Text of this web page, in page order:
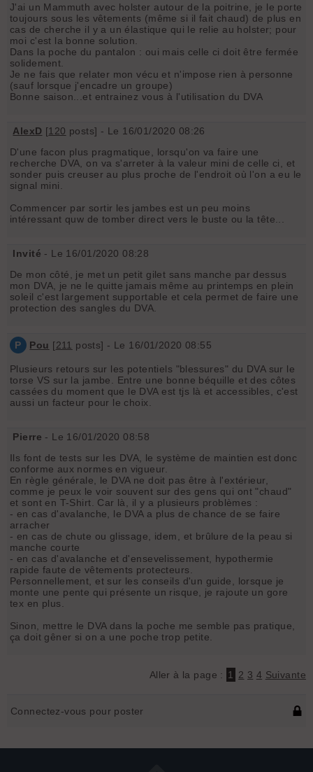
J'ai un Mammuth avec holster autour de la poitrine, je le porte
toujours sous les vêtements (même si il fait chaud) de plus en
cas de cherche il y a un élastique qui le relie au holster; pour
moi c'est la bonne solution.
Dans la poche du pantalon : oui mais celle ci doit être fermée
solidement.
Je ne fais que relater mon vécu et n'impose rien à personne
(sauf lorsque j'encadre un groupe)
Bonne saison...et entrainez vous à l'utilisation du DVA
AlexD [120 posts] - Le 16/01/2020 08:26
D'une facon plus pragmatique, lorsqu'on va faire une
recherche DVA, on va s'arreter à la valeur mini de celle ci, et
sonder puis creuser au plus proche de l'endroit où l'on a eu le
signal mini.
Commencer par sortir les jambes est un peu moins
intéressant quw de tomber direct vers le buste ou la tête...
Invité - Le 16/01/2020 08:28
De mon côté, je met un petit gilet sans manche par dessus
mon DVA, je ne le quitte jamais même au printemps en plein
soleil c'est largement supportable et cela permet de faire une
protection des sangles du DVA.
P Pou [211 posts] - Le 16/01/2020 08:55
Plusieurs retours sur les potentiels "blessures" du DVA sur le
torse VS sur la jambe. Entre une bonne béquille et des côtes
cassées du moment que le DVA est tjs là et accessibles, c'est
aussi un facteur pour le choix.
Pierre - Le 16/01/2020 08:58
Ils font de tests sur les DVA, le système de maintien est donc
conforme aux normes en vigueur.
En règle générale, le DVA ne doit pas être à l'extérieur,
comme je peux le voir souvent sur des gens qui ont "chaud"
et sont en T-Shirt. Car là, il y a plusieurs problèmes :
- en cas d'avalanche, le DVA a plus de chance de se faire
arracher
- en cas de chute ou glissage, idem, et brûlure de la peau si
manche courte
- en cas d'avalanche et d'ensevelissement, hypothermie
rapide faute de vêtements protecteurs.
Personnellement, et sur les conseils d'un guide, lorsque je
monte une pente qui présente un risque, je rajoute un gore
tex en plus.
Sinon, mettre le DVA dans la poche me semble pas pratique,
ça doit gêner si on a une poche trop petite.
Aller à la page : 1 2 3 4 Suivante
Connectez-vous pour poster